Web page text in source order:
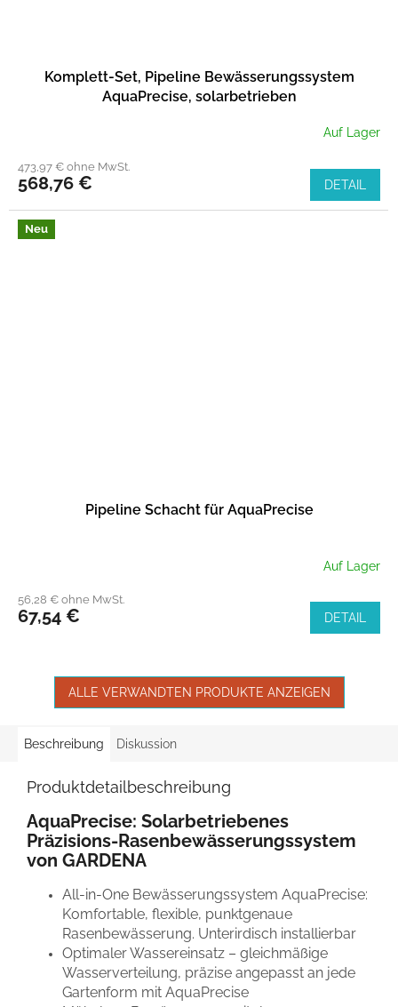
Komplett-Set, Pipeline Bewässerungssystem
AquaPrecise, solarbetrieben
Auf Lager
473,97 € ohne MwSt.
568,76 € DETAIL
Neu
Pipeline Schacht für AquaPrecise
Auf Lager
56,28 € ohne MwSt.
67,54 € DETAIL
ALLE VERWANDTEN PRODUKTE ANZEIGEN
Beschreibung Diskussion
Produktdetailbeschreibung
AquaPrecise: Solarbetriebenes
Präzisions-Rasenbewässerungssystem
von GARDENA
All-in-One Bewässerungssystem AquaPrecise:
Komfortable, flexible, punktgenaue
Rasenbewässerung. Unterirdisch installierbar
Optimaler Wassereinsatz – gleichmäßige
Wasserverteilung, präzise angepasst an jede
Gartenform mit AquaPrecise